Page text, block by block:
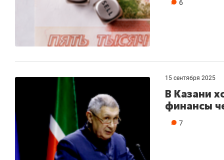
6
15 сентября 2025
В Казани
финансы
7